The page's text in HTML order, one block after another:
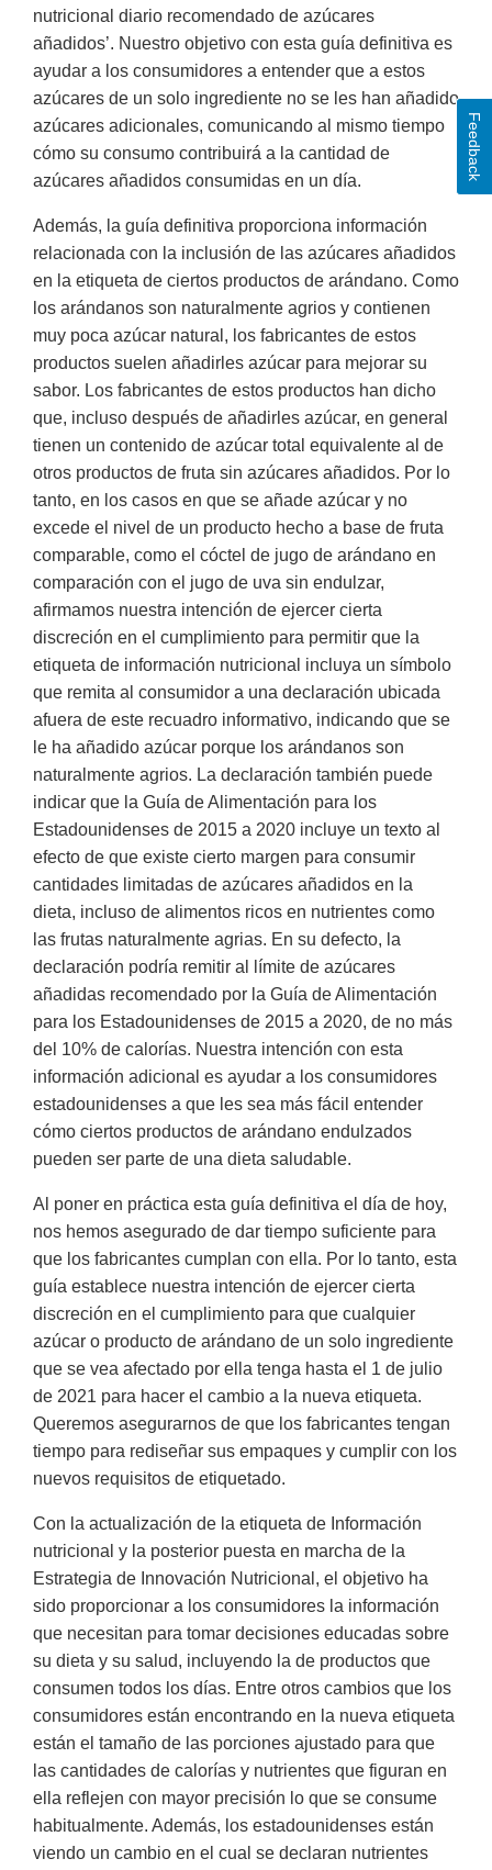
nutricional diario recomendado de azúcares
añadidos’. Nuestro objetivo con esta guía definitiva es
ayudar a los consumidores a entender que a estos
azúcares de un solo ingrediente no se les han añadido
azúcares adicionales, comunicando al mismo tiempo
cómo su consumo contribuirá a la cantidad de
azúcares añadidos consumidas en un día.
Además, la guía definitiva proporciona información
relacionada con la inclusión de las azúcares añadidos
en la etiqueta de ciertos productos de arándano. Como
los arándanos son naturalmente agrios y contienen
muy poca azúcar natural, los fabricantes de estos
productos suelen añadirles azúcar para mejorar su
sabor. Los fabricantes de estos productos han dicho
que, incluso después de añadirles azúcar, en general
tienen un contenido de azúcar total equivalente al de
otros productos de fruta sin azúcares añadidos. Por lo
tanto, en los casos en que se añade azúcar y no
excede el nivel de un producto hecho a base de fruta
comparable, como el cóctel de jugo de arándano en
comparación con el jugo de uva sin endulzar,
afirmamos nuestra intención de ejercer cierta
discreción en el cumplimiento para permitir que la
etiqueta de información nutricional incluya un símbolo
que remita al consumidor a una declaración ubicada
afuera de este recuadro informativo, indicando que se
le ha añadido azúcar porque los arándanos son
naturalmente agrios. La declaración también puede
indicar que la Guía de Alimentación para los
Estadounidenses de 2015 a 2020 incluye un texto al
efecto de que existe cierto margen para consumir
cantidades limitadas de azúcares añadidos en la
dieta, incluso de alimentos ricos en nutrientes como
las frutas naturalmente agrias. En su defecto, la
declaración podría remitir al límite de azúcares
añadidas recomendado por la Guía de Alimentación
para los Estadounidenses de 2015 a 2020, de no más
del 10% de calorías. Nuestra intención con esta
información adicional es ayudar a los consumidores
estadounidenses a que les sea más fácil entender
cómo ciertos productos de arándano endulzados
pueden ser parte de una dieta saludable.
Al poner en práctica esta guía definitiva el día de hoy,
nos hemos asegurado de dar tiempo suficiente para
que los fabricantes cumplan con ella. Por lo tanto, esta
guía establece nuestra intención de ejercer cierta
discreción en el cumplimiento para que cualquier
azúcar o producto de arándano de un solo ingrediente
que se vea afectado por ella tenga hasta el 1 de julio
de 2021 para hacer el cambio a la nueva etiqueta.
Queremos asegurarnos de que los fabricantes tengan
tiempo para rediseñar sus empaques y cumplir con los
nuevos requisitos de etiquetado.
Con la actualización de la etiqueta de Información
nutricional y la posterior puesta en marcha de la
Estrategia de Innovación Nutricional, el objetivo ha
sido proporcionar a los consumidores la información
que necesitan para tomar decisiones educadas sobre
su dieta y su salud, incluyendo la de productos que
consumen todos los días. Entre otros cambios que los
consumidores están encontrando en la nueva etiqueta
están el tamaño de las porciones ajustado para que
las cantidades de calorías y nutrientes que figuran en
ella reflejen con mayor precisión lo que se consume
habitualmente. Además, los estadounidenses están
viendo un cambio en el cual se declaran nutrientes
Feedback